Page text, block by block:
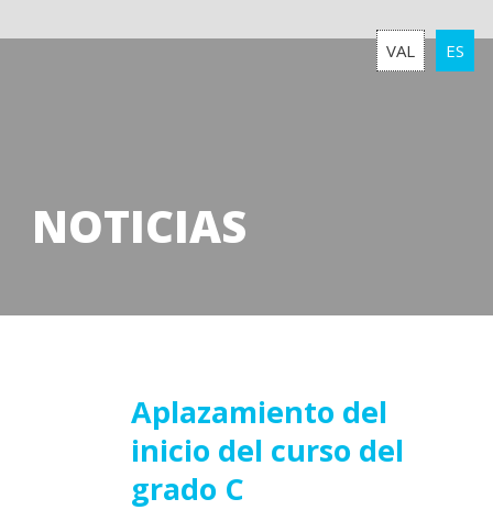
VAL ES
NOTICIAS
Aplazamiento del
inicio del curso del
grado C